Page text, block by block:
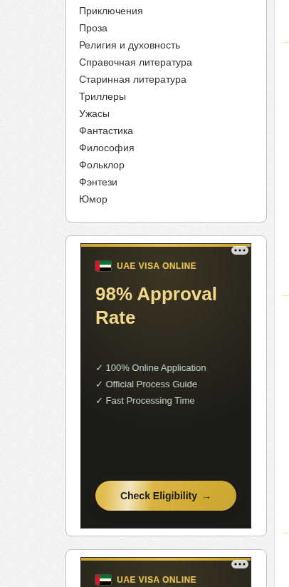
Приключения
Проза
Религия и духовность
Справочная литература
Старинная литература
Триллеры
Ужасы
Фантастика
Философия
Фольклор
Фэнтези
Юмор